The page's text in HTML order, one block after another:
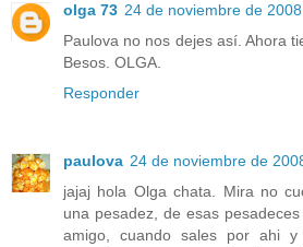
olga 73 24 de noviembre de
Paulova no nos dejes así. Ahora
Besos. OLGA.
Responder
paulova 24 de noviembre de
jajaj hola Olga chata. Mira no
una pesadez, de esas
amigo, cuando sales por ahi